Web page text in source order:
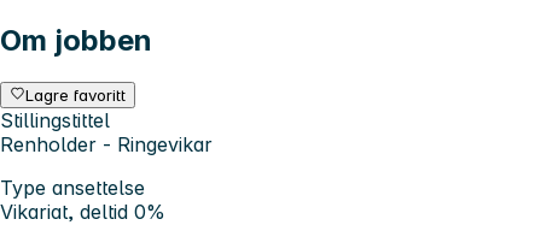
Om jobben
Lagre favoritt
Stillingstittel
Renholder - Ringevikar
Type ansettelse
Vikariat, deltid 0%